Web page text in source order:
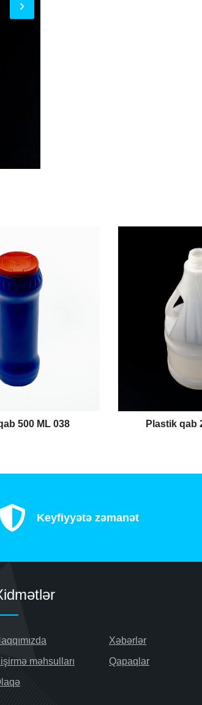
500 ML 038 Plastik qab
Keyfiyyətə zəmanət
Xəbərlər
məhsulları
Qapaqlar